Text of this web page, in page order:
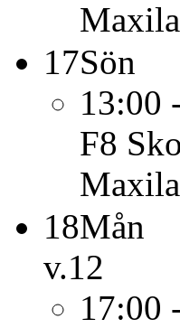
17Sön
13:00
F8
18Mån
v.12
17:00